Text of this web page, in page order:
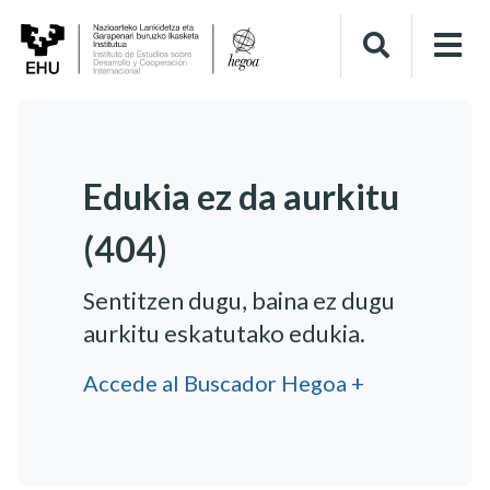
Edukia ez da aurkitu
(404)
Sentitzen dugu, baina ez dugu
aurkitu eskatutako edukia.
Accede al Buscador Hegoa +